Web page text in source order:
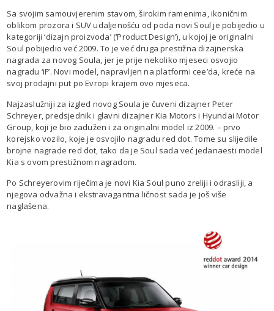
Sa svojim samouvjerenim stavom, širokim ramenima, ikoničnim
oblikom prozora i SUV udaljenošću od poda novi Soul je pobijedio u
kategoriji ‘dizajn proizvoda’ (‘Product Design’), u kojoj je originalni
Soul pobijedio već 2009. To je već druga prestižna dizajnerska
nagrada za novog Soula, jer je prije nekoliko mjeseci osvojio
nagradu ‘iF’. Novi model, napravljen na platformi cee’da, kreće na
svoj prodajni put po Evropi krajem ovo mjeseca.
Najzaslužniji za izgled novog Soula je čuveni dizajner Peter
Schreyer, predsjednik i glavni dizajner Kia Motors i Hyundai Motor
Group, koji je bio zadužen i za originalni model iz 2009. – prvo
korejsko vozilo, koje je osvojilo nagradu red dot. Tome su slijedile
brojne nagrade red dot, tako da je Soul sada već jedanaesti model
Kia s ovom prestižnom nagradom.
Po Schreyerovim riječima je novi Kia Soul puno zreliji i odrasliji, a
njegova odvažna i ekstravagantna ličnost sada je još više
naglašena.